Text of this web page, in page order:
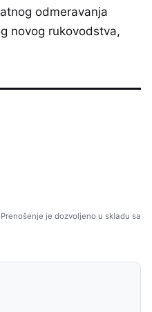
odmeravanja
novog rukovodstva,
je dozvoljeno u skladu sa